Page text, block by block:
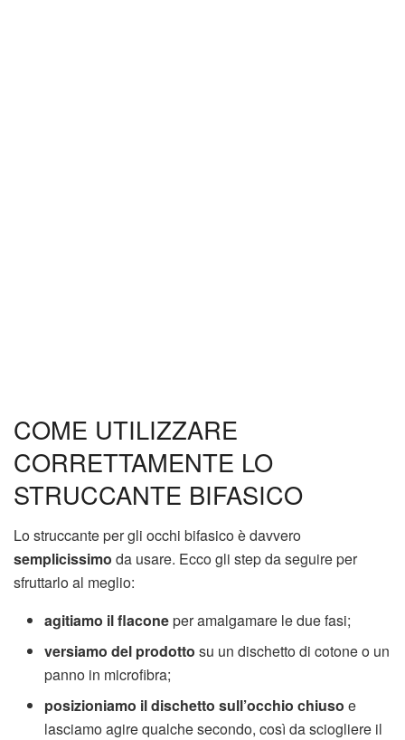
COME UTILIZZARE
CORRETTAMENTE LO
STRUCCANTE BIFASICO
Lo struccante per gli occhi bifasico è davvero
semplicissimo da usare. Ecco gli step da seguire per
sfruttarlo al meglio:
agitiamo il flaconeper amalgamare le due fasi;
versiamo del prodottosu un dischetto di cotone o un
panno in microfibra;
posizioniamo il dischetto sull’occhio chiuso e
lasciamo agire qualche secondo, così da sciogliere il